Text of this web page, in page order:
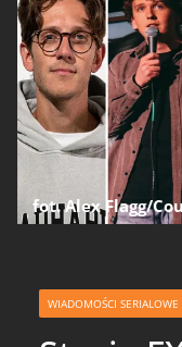
fot. Alex Flagg/
WIADOMOŚCI SERIALOWE